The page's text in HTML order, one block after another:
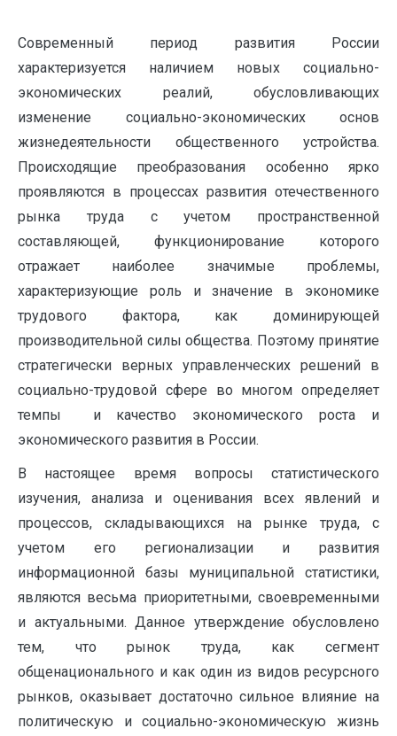
Современный период развития России
характеризуется наличием новых социально-
экономических реалий, обусловливающих
изменение социально-экономических основ
жизнедеятельности общественного устройства.
Происходящие преобразования особенно ярко
проявляются в процессах развития отечественного
рынка труда с учетом пространственной
составляющей, функционирование которого
отражает наиболее значимые проблемы,
характеризующие роль и значение в экономике
трудового фактора, как доминирующей
производительной силы общества. Поэтому принятие
стратегически верных управленческих решений в
социально-трудовой сфере во многом определяет
темпы и качество экономического роста и
экономического развития в России.
В настоящее время вопросы статистического
изучения, анализа и оценивания всех явлений и
процессов, складывающихся на рынке труда, с
учетом его регионализации и развития
информационной базы муниципальной статистики,
являются весьма приоритетными, своевременными
и актуальными. Данное утверждение обусловлено
тем, что рынок труда, как сегмент
общенационального и как один из видов ресурсного
рынков, оказывает достаточно сильное влияние на
политическую и социально-экономическую жизнь